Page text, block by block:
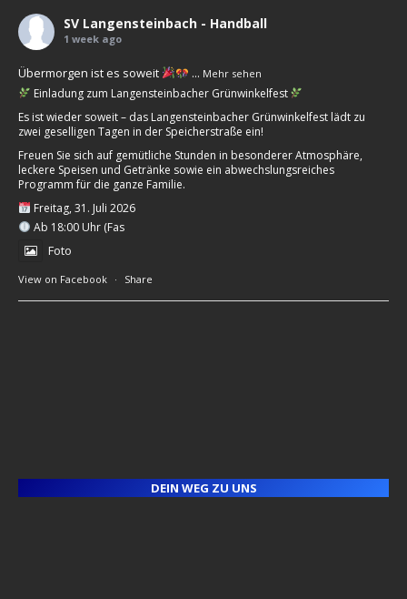
SV Langensteinbach - Handball
1 week ago
Übermorgen ist es soweit
Einladung zum Langensteinbacher Grünwinkelfest
Es ist wieder soweit – das Langensteinbacher Grünwinkelfest lädt zu
zwei geselligen Tagen in der Speicherstraße ein!
Freuen Sie sich auf gemütliche Stunden in besonderer Atmosphäre,
leckere Speisen und Getränke sowie ein abwechslungsreiches
Programm für die ganze Familie.
Freitag, 31. Juli 2026
Ab 18:00 Uhr (Fas
... Mehr sehen
Foto
View on Facebook · Share
DEIN WEG ZU UNS